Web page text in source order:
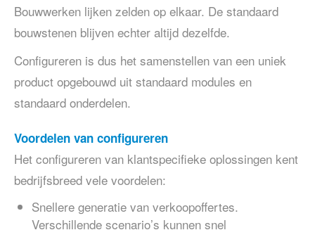
Bouwwerken lijken zelden op elkaar. De standaard
bouwstenen blijven echter altijd dezelfde.
Configureren is dus het samenstellen van een uniek
product opgebouwd uit standaard modules en
standaard onderdelen.
Voordelen van configureren
Het configureren van klantspecifieke oplossingen kent
bedrijfsbreed vele voordelen:
Snellere generatie van verkoopoffertes.
Verschillende scenario’s kunnen snel